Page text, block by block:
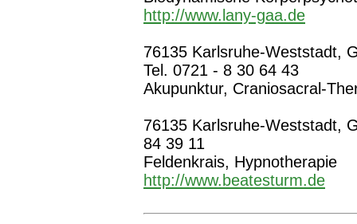
http://www.lany-gaa.de
76135 Karlsruhe-Weststadt,
Tel. 0721 - 8 30 64 43
Akupunktur, Craniosacral-
76135 Karlsruhe-Weststadt,
84 39 11
Feldenkrais, Hypnotherapie
http://www.beatesturm.de